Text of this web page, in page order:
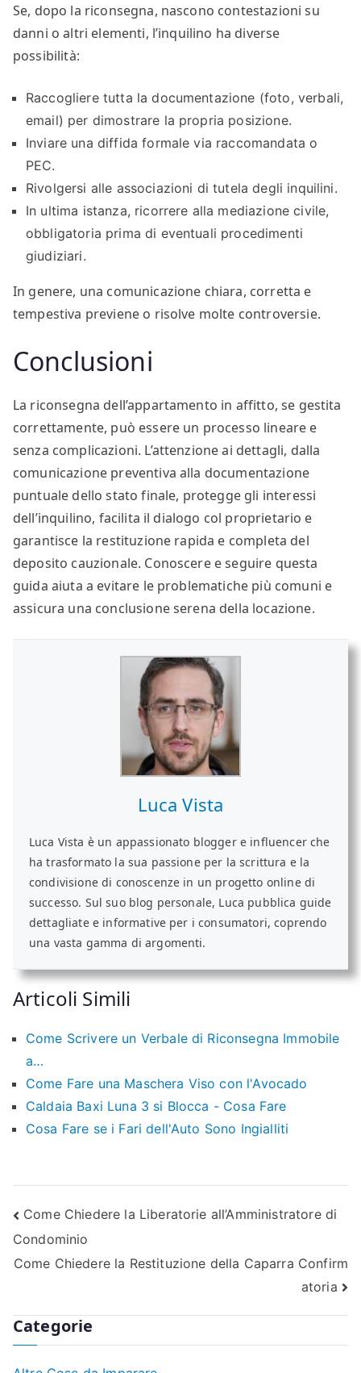
Se, dopo la riconsegna, nascono contestazioni su
danni o altri elementi, l’inquilino ha diverse
possibilità:
Raccogliere tutta la documentazione (foto, verbali,
email) per dimostrare la propria posizione.
Inviare una diffida formale via raccomandata o
PEC.
Rivolgersi alle associazioni di tutela degli inquilini.
In ultima istanza, ricorrere alla mediazione civile,
obbligatoria prima di eventuali procedimenti
giudiziari.
In genere, una comunicazione chiara, corretta e
tempestiva previene o risolve molte controversie.
Conclusioni
La riconsegna dell’appartamento in affitto, se gestita
correttamente, può essere un processo lineare e
senza complicazioni. L’attenzione ai dettagli, dalla
comunicazione preventiva alla documentazione
puntuale dello stato finale, protegge gli interessi
dell’inquilino, facilita il dialogo col proprietario e
garantisce la restituzione rapida e completa del
deposito cauzionale. Conoscere e seguire questa
guida aiuta a evitare le problematiche più comuni e
assicura una conclusione serena della locazione.
Luca Vista
Luca Vista è un appassionato blogger e influencer che
ha trasformato la sua passione per la scrittura e la
condivisione di conoscenze in un progetto online di
successo. Sul suo blog personale, Luca pubblica guide
dettagliate e informative per i consumatori, coprendo
una vasta gamma di argomenti.
Articoli Simili
Come Scrivere un Verbale di Riconsegna Immobile
a…
Come Fare una Maschera Viso con l'Avocado
Caldaia Baxi Luna 3 si Blocca - Cosa Fare
Cosa Fare se i Fari dell'Auto Sono Ingialliti
Navigazione
articoli
Come Chiedere la Liberatorie all’Amministratore di
Condominio
Come Chiedere la Restituzione della Caparra Confirm
atoria
Categorie